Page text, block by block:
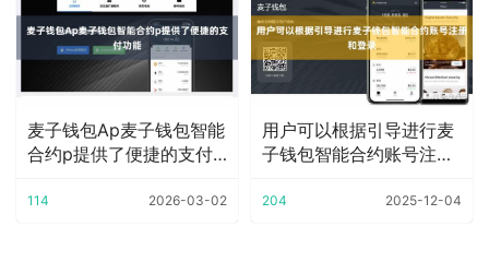
麦子钱包Ap麦子钱包智能
合约p提供了便捷的支付
114 2026-03-02
用户可以根据引导进行麦
子钱包智能合约账号注册
204 2025-12-04